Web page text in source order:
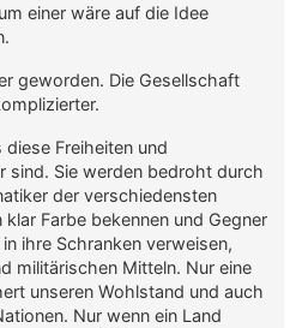
einer wäre auf die Idee
geworden. Die Gesellschaft
Freiheiten und
sind. Sie werden bedroht durch
der verschiedensten
Farbe bekennen und Gegner
ihre Schranken verweisen,
militärischen Mitteln. Nur eine
unseren Wohlstand und auch
Nur wenn ein Land